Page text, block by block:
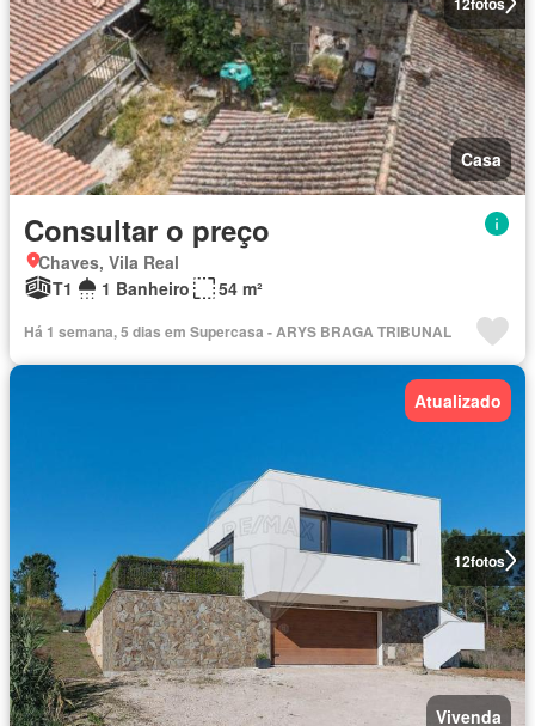
Casa
Consultar o preço
Chaves, Vila Real
T1
1 Banheiro 54 m²
Há 1 semana, 5 dias em Supercasa - ARYS BRAGA TRIBUNAL
12fotos
Atualizado
Vivenda